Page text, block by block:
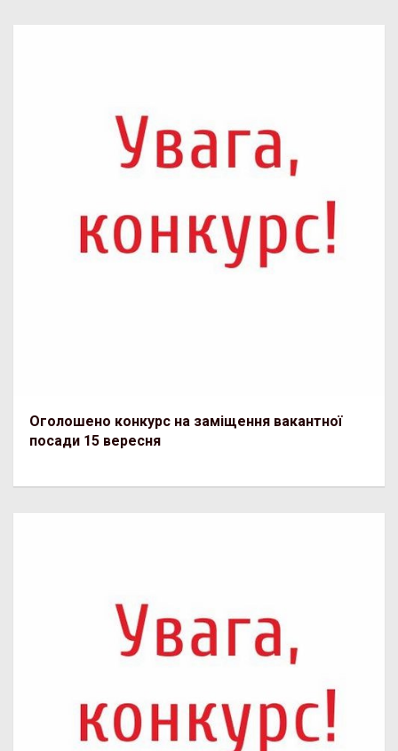
Оголошено конкурс на заміщення вакантної
посади 15 вересня